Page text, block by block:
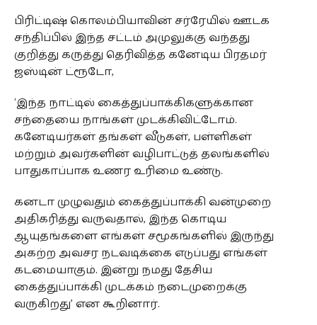
பிரிட்டிஷ் கொலம்பியாவின் சர்ரேயில் ஊடக
சந்திப்பில் இந்த சட்டம் அமுலுக்கு வந்தது
குறித்து கருத்து தெரிவித்த கனேடிய பிரதமர்
ஜஸ்டின் ட்ரூடோ,
‘இந்த நாட்டில் கைத்துப்பாக்கிகளுக்கான
சந்தையை நாங்கள் முடக்கிவிட்டோம்.
கனேடியர்கள் தங்கள் வீடுகள், பள்ளிகள்
மற்றும் அவர்களின் வழிபாட்டுத் தலங்களில்
பாதுகாப்பாக உணர உரிமை உண்டு.
கனடா முழுவதும் கைத்துப்பாக்கி வன்முறை
அதிகரித்து வருவதால், இந்த கொடிய
ஆயுதங்களை எங்கள் சமூகங்களில் இருந்து
அகற்ற அவசர நடவடிக்கை எடுப்பது எங்கள்
கடமையாகும். இன்று நமது தேசிய
கைத்துப்பாக்கி முடக்கம் நடைமுறைக்கு
வருகிறது’ என கூறினார்.